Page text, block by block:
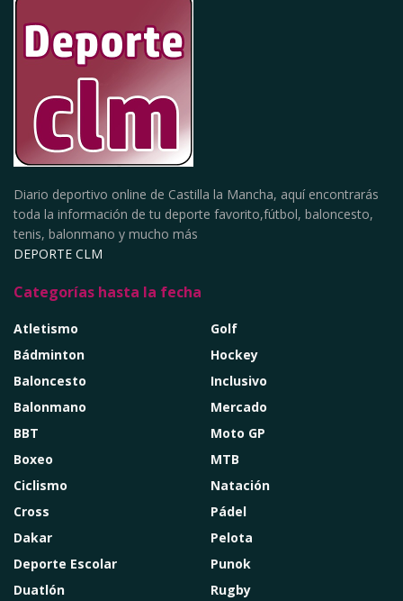
Diario deportivo online de Castilla la Mancha, aquí encontrarás
toda la información de tu deporte favorito,fútbol, baloncesto,
tenis, balonmano y mucho más
DEPORTE CLM
Categorías hasta la fecha
Atletismo
Bádminton
Baloncesto
Balonmano
BBT
Boxeo
Ciclismo
Cross
Dakar
Deporte Escolar
Duatlón
Golf
Hockey
Inclusivo
Mercado
Moto GP
MTB
Natación
Pádel
Pelota
Punok
Rugby